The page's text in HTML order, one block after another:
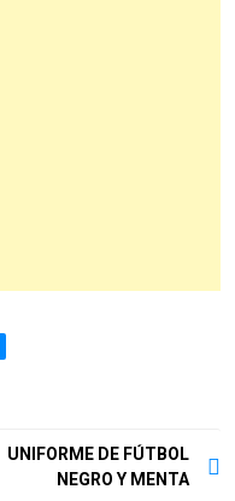
UNIFORME DE FÚTBOL
NEGRO Y MENTA